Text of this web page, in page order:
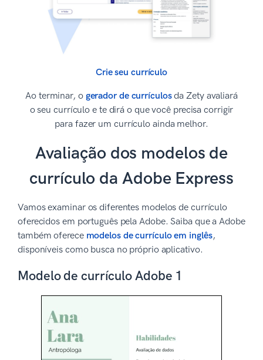
Crie seu currículo
Ao terminar, o gerador de currículosda Zety avaliará
o seu currículo e te dirá o que você precisa corrigir
para fazer um currículo ainda melhor.
Avaliação dos modelos de
currículo da Adobe Express
Vamos examinar os diferentes modelos de currículo
oferecidos em português pela Adobe. Saiba que a Adobe
também oferece modelos de currículo em inglês,
disponíveis como busca no próprio aplicativo.
Modelo de currículo Adobe 1